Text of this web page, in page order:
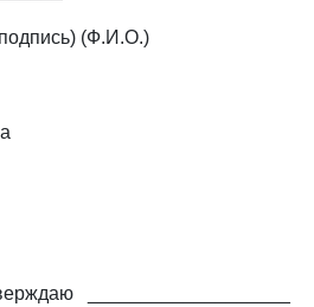
(Ф.И.О.)
___________________